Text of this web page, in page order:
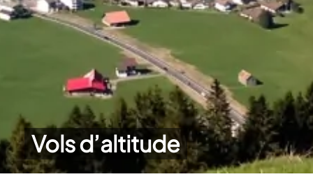
Vols d’altitude